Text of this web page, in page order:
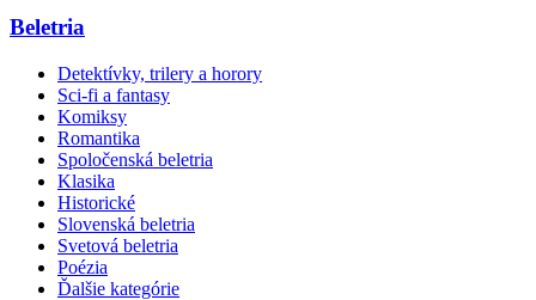
Beletria
Detektívky, trilery a horory
Sci-fi a fantasy
Komiksy
Romantika
Spoločenská beletria
Klasika
Historické
Slovenská beletria
Svetová beletria
Poézia
Ďalšie kategórie